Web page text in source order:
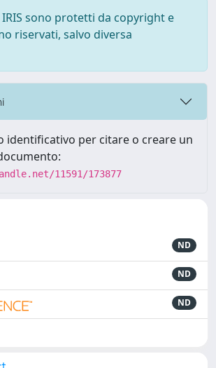
sono protetti da copyright e
riservati, salvo diversa
identificativo per citare o creare un
11591/173877
ND
ND
ND